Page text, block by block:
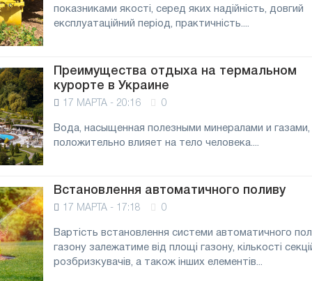
показниками якості, серед яких надійність, довгий
експлуатаційний період, практичність....
Преимущества отдыха на термальном
курорте в Украине
17 МАРТА - 20:16 0
Вода, насыщенная полезными минералами и газами,
положительно влияет на тело человека....
Встановлення автоматичного поливу
17 МАРТА - 17:18 0
Вартість встановлення системи автоматичного
газону залежатиме від площі газону, кількості
розбризкувачів, а також інших елементів...